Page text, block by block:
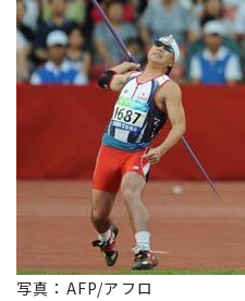
写真：AFP/アフロ